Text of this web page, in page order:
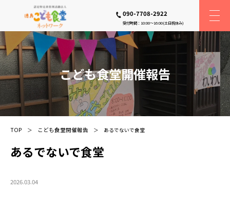
090-7708-2922
受付時間：10:00〜16:00(土日祝休み)
こども食堂開催報告
TOP こども食堂開催報告 あるでないで食堂
あるでないで食堂
2026.03.04